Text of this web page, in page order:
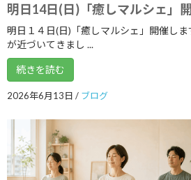
2021年3月
2021年2月
2021年1月
2020年12月
2020年10月
2020年9月
明日14日(日)「癒しマルシェ」
明日１４日(日)「癒しマルシェ」開催し
が近づいてきまし ...
続きを読む
2026年6月13日 / ブログ